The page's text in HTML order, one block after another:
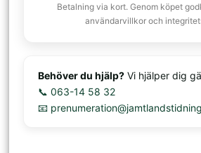
Betalning via kort. Genom köpet
användarvillkor och
Behöver du hjälp? Vi hjälper dig
📞 063-14 58 32
📧